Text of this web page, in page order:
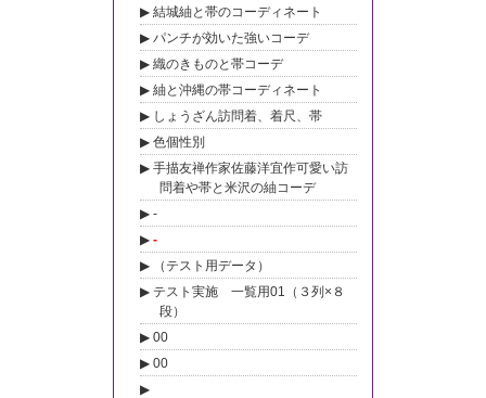
結城紬と帯のコーディネート
パンチが効いた強いコーデ
織のきものと帯コーデ
紬と沖縄の帯コーディネート
しょうざん訪問着、着尺、帯
色個性別
手描友禅作家佐藤洋宜作可愛い訪
問着や帯と米沢の紬コーデ
-
-
（テスト用データ）
テスト実施 一覧用01（３列×８
段）
00
00